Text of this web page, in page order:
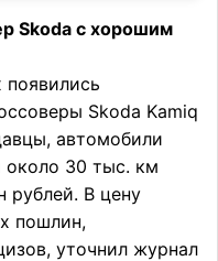
Skoda с хорошим
появились
Skoda Kamiq
автомобили
около 30 тыс. км
рублей. В цену
пошлин,
уточнил журнал